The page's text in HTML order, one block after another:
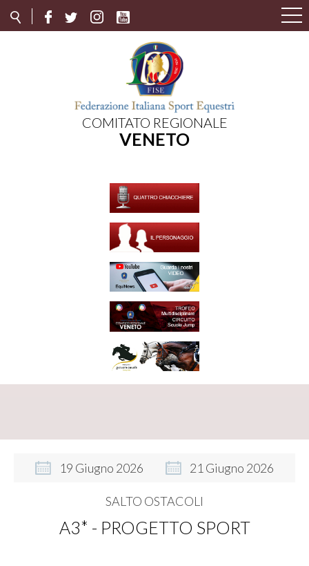
COMITATO REGIONALE
VENETO
19 Giugno 2026 21 Giugno 2026
A3* - PROGETTO SPORT
SALTO OSTACOLI